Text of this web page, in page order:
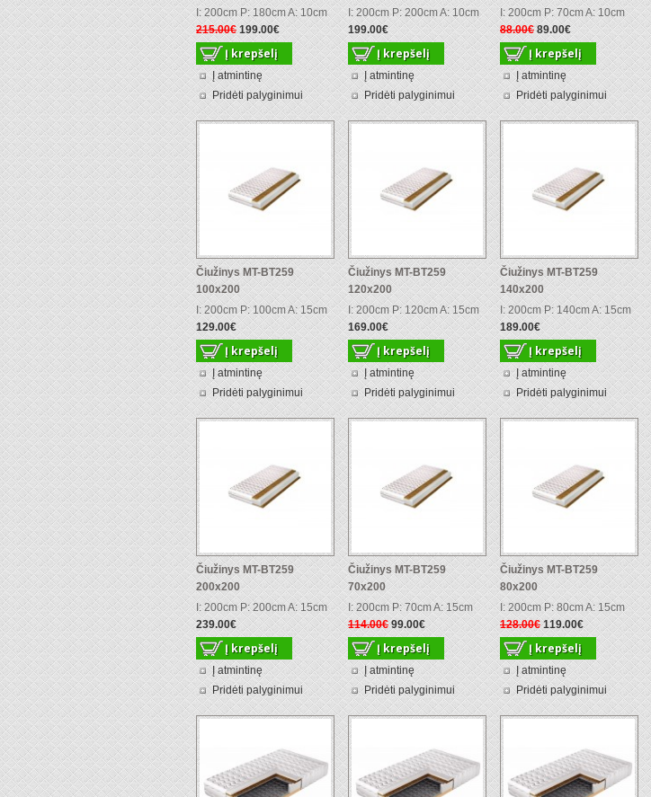
I: 200cm P: 180cm A: 10cm
215.00€ 199.00€
Į atmintinę
Pridėti palyginimui
I: 200cm P: 200cm A: 10cm
199.00€
Į atmintinę
Pridėti palyginimui
I: 200cm P: 70cm A: 10cm
88.00€ 89.00€
Į atmintinę
Pridėti palyginimui
Čiužinys MT-BT259
100x200
I: 200cm P: 100cm A: 15cm
129.00€
Į atmintinę
Pridėti palyginimui
Čiužinys MT-BT259
120x200
I: 200cm P: 120cm A: 15cm
169.00€
Į atmintinę
Pridėti palyginimui
Čiužinys MT-BT259
140x200
I: 200cm P: 140cm A: 15cm
189.00€
Į atmintinę
Pridėti palyginimui
Čiužinys MT-BT259
200x200
I: 200cm P: 200cm A: 15cm
239.00€
Į atmintinę
Pridėti palyginimui
Čiužinys MT-BT259
70x200
I: 200cm P: 70cm A: 15cm
114.00€ 99.00€
Į atmintinę
Pridėti palyginimui
Čiužinys MT-BT259
80x200
I: 200cm P: 80cm A: 15cm
128.00€ 119.00€
Į atmintinę
Pridėti palyginimui